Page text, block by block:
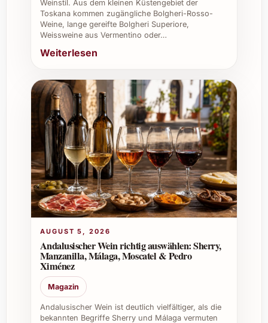
Sie Mariotti Surliè, um Ihre Angebote
geschmacklich aufzuwerten und Gästen
ein unvergessliches Erlebnis zu bieten.
Firmenanlässe:
Eindruck bei Partnern und
Mitarbeitenden dank seiner
hochklassigen Qualität und Präsentation.
Weinkeller und spezielle
Verkostungen:Das Produkt ergänzt
Weinverkostungen ideal, da es die
Aromenvielfalt unterstützt und
bereichert.
Weinstil. Aus dem kleinen Küstengebiet der
Toskana kommen zugängliche Bolgheri-Rosso-
Weine, lange gereifte Bolgheri Superiore,
Weissweine aus Vermentino oder…
Weiterlesen
AUGUST 5, 2026
Andalusischer Wein richtig auswählen: Sherry,
Manzanilla, Málaga, Moscatel & Pedro
Ximénez
Magazin
Andalusischer Wein ist deutlich vielfältiger, als die
bekannten Begriffe Sherry und Málaga vermuten